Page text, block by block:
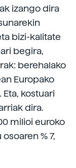
izango dira
bizi-kalitate
begira,
berehalako
Europako
kostuari
dira.
milioi euroko
% 7,